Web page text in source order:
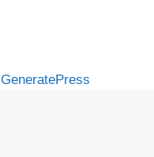
GeneratePress